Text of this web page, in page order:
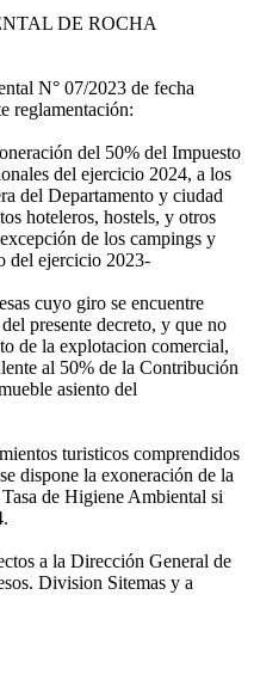
DE ROCHA
N° 07/2023 de fecha
reglamentación:
del 50% del Impuesto
del ejercicio 2024, a los
del Departamento y ciudad
hoteleros, hostels, y otros
de los campings y
del ejercicio 2023-
cuyo giro se encuentre
presente decreto, y que no
de la explotacion comercial,
al 50% de la Contribución
asiento del
turisticos comprendidos
dispone la exoneración de la
de Higiene Ambiental si
a la Dirección General de
Division Sitemas y a